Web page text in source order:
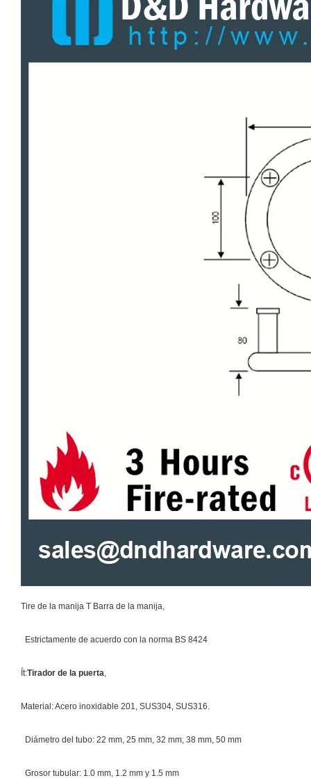
Tire de la manija T Barra de la manija,
Estrictamente de acuerdo con la norma BS 8424
Ít:Tirador de la puerta,
Material: Acero inoxidable 201, SUS304, SUS316.
Diámetro del tubo: 22 mm, 25 mm, 32 mm, 38 mm, 50 mm
Grosor tubular: 1.0 mm, 1.2 mm y 1.5 mm